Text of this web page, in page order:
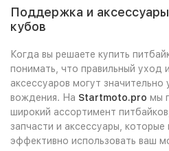
Поддержка и
кубов
Когда вы решаете купить
понимать, что правильный уход
аксессуаров могут
вождения. На Startmoto.pro мы
широкий ассортимент
запчасти и аксессуары,
эффективно использовать ваш